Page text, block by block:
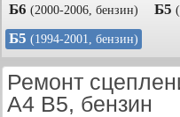
Б6 (2000-2006, бензин) Б5
Б5 (1994-2001, бензин)
Ремонт
A4 B5, бензин